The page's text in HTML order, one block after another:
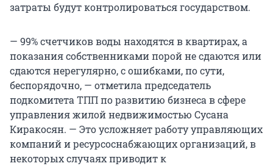
затраты будут контролироваться государством.
— 99% счетчиков воды находятся в квартирах, а
показания собственниками порой не сдаются или
сдаются нерегулярно, с ошибками, по сути,
беспорядочно, — отметила председатель
подкомитета ТПП по развитию бизнеса в сфере
управления жилой недвижимостью Сусана
Киракосян. — Это усложняет работу управляющих
компаний и ресурсоснабжающих организаций, в
некоторых случаях приводит к